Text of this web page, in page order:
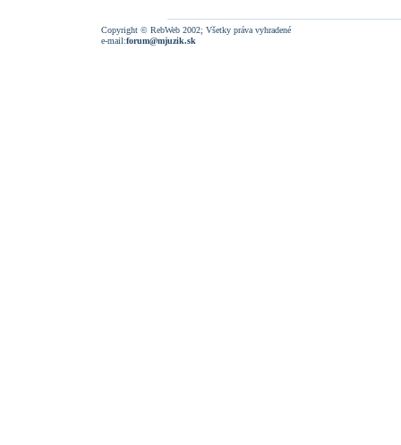
Copyright © RebWeb 2002; Všetky práva vyhradené
e-mail:forum@mjuzik.sk